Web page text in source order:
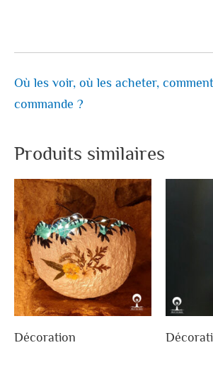
Où les voir, où les acheter,
commande ?
Produits similaires
Décoration